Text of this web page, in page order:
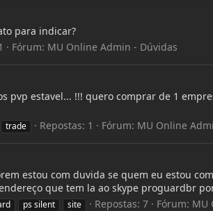
para indicar?
Fórum: MU Online Admin - Dúvidas
pvp estavel... !!! quero comprar de 1
trade Repostas: 1 Fórum: MU Online
estou com duvida se quem eu estou
que tem la ao skype proguardbr
ps silent site Repostas: 7 Fórum: MU